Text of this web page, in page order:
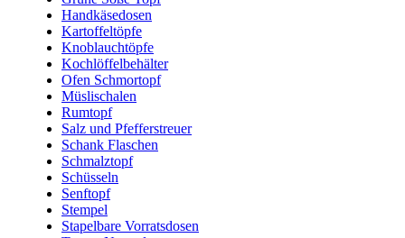
Handkäsedosen
Kartoffeltöpfe
Knoblauchtöpfe
Kochlöffelbehälter
Ofen Schmortopf
Müslischalen
Rumtopf
Salz und Pfefferstreuer
Schank Flaschen
Schmalztopf
Schüsseln
Senftopf
Stempel
Stapelbare Vorratsdosen